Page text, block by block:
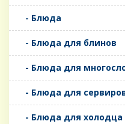
- Блюда
- Блюда для блинов
- Блюда для
- Блюда для
- Блюда для холодца